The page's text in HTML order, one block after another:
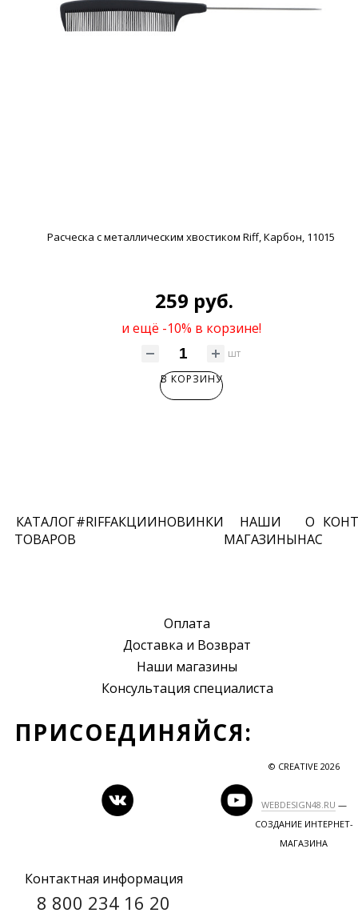
Расческа с металлическим хвостиком Riff, Карбон, 11015
259 руб.
и ещё -10% в корзине!
шт
В КОРЗИНУ
КАТАЛОГ
ТОВАРОВ
#RIFFАКЦИИНОВИНКИ
НАШИ
МАГАЗИНЫ
О
НАС
Оплата
Доставка и Возврат
Наши магазины
Консультация специалиста
ПРИСОЕДИНЯЙСЯ:
Контактная информация
8 800 234 16 20
© CREATIVE 2026
WEBDESIGN48.RU —
СОЗДАНИЕ ИНТЕРНЕТ-
МАГАЗИНА